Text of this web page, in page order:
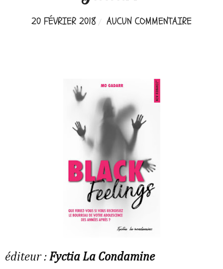
20 FÉVRIER 2018 AUCUN COMMENTAIRE
éditeur : Fyctia La Condamine